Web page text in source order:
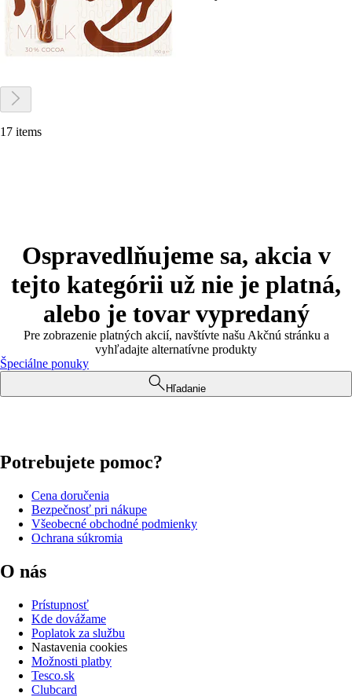
17 items
Ospravedlňujeme sa, akcia v
tejto kategórii už nie je platná,
alebo je tovar vypredaný
Pre zobrazenie platných akcií, navštívte našu Akčnú stránku a
vyhľadajte alternatívne produkty
Špeciálne ponuky
Hľadanie
Potrebujete pomoc?
Cena doručenia
Bezpečnosť pri nákupe
Všeobecné obchodné podmienky
Ochrana súkromia
O nás
Prístupnosť
Kde dovážame
Poplatok za službu
Nastavenia cookies
Možnosti platby
Tesco.sk
Clubcard